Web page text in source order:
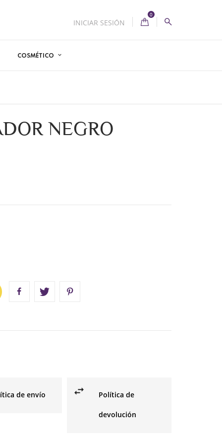
INICIAR SESIÓN
0
COSMÉTICO
NEGRO
de envío Política de
devolución